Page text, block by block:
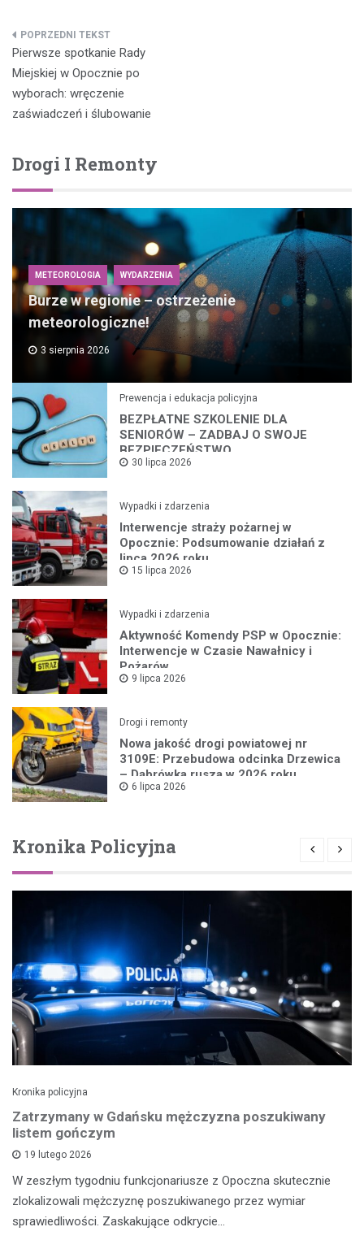
Nawigacja
wpisu
Pierwsze spotkanie Rady
Miejskiej w Opocznie po
wyborach: wręczenie
zaświadczeń i ślubowanie
Drogi I Remonty
METEOROLOGIA WYDARZENIA
Burze w regionie – ostrzeżenie
meteorologiczne!
3 sierpnia 2026
Prewencja i edukacja policyjna
BEZPŁATNE SZKOLENIE DLA
SENIORÓW – ZADBAJ O SWOJE
BEZPIECZEŃSTWO
30 lipca 2026
Wypadki i zdarzenia
Interwencje straży pożarnej w
Opocznie: Podsumowanie działań z
lipca 2026 roku
15 lipca 2026
Wypadki i zdarzenia
Aktywność Komendy PSP w Opocznie:
Interwencje w Czasie Nawałnicy i
Pożarów
9 lipca 2026
Drogi i remonty
Nowa jakość drogi powiatowej nr
3109E: Przebudowa odcinka Drzewica
– Dąbrówka rusza w 2026 roku
6 lipca 2026
Kronika Policyjna
Kronika policyjna
Zatrzymany w Gdańsku mężczyzna poszukiwany
listem gończym
19 lutego 2026
W zeszłym tygodniu funkcjonariusze z Opoczna skutecznie
zlokalizowali mężczyznę poszukiwanego przez wymiar
sprawiedliwości. Zaskakujące odkrycie…